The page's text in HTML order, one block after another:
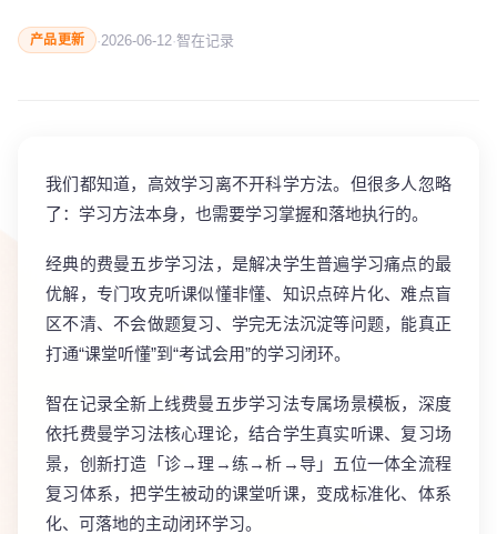
产品更新 ·2026-06-12·智在记录
我们都知道，高效学习离不开科学方法。但很多人忽略
了： 学习方法本身，也需要学习掌握和落地执行的。
经典的费曼五步学习法，是解决学生普遍学习痛点的最
优解，专门攻克听课似懂非懂、知识点碎片化、难点盲
区不清、不会做题复习、学完无法沉淀等问题，能真正
打通“课堂听懂”到“考试会用”的学习闭环。
智在记录全新上线费曼五步学习法专属场景模板， 深度
依托费曼学习法核心理论，结合学生真实听课、复习场
景，创新打造 「诊→理→练→析→导」五位一体全流程
复习体系，把学生被动的课堂听课，变成标准化、体系
化、可落地的主动闭环学习。